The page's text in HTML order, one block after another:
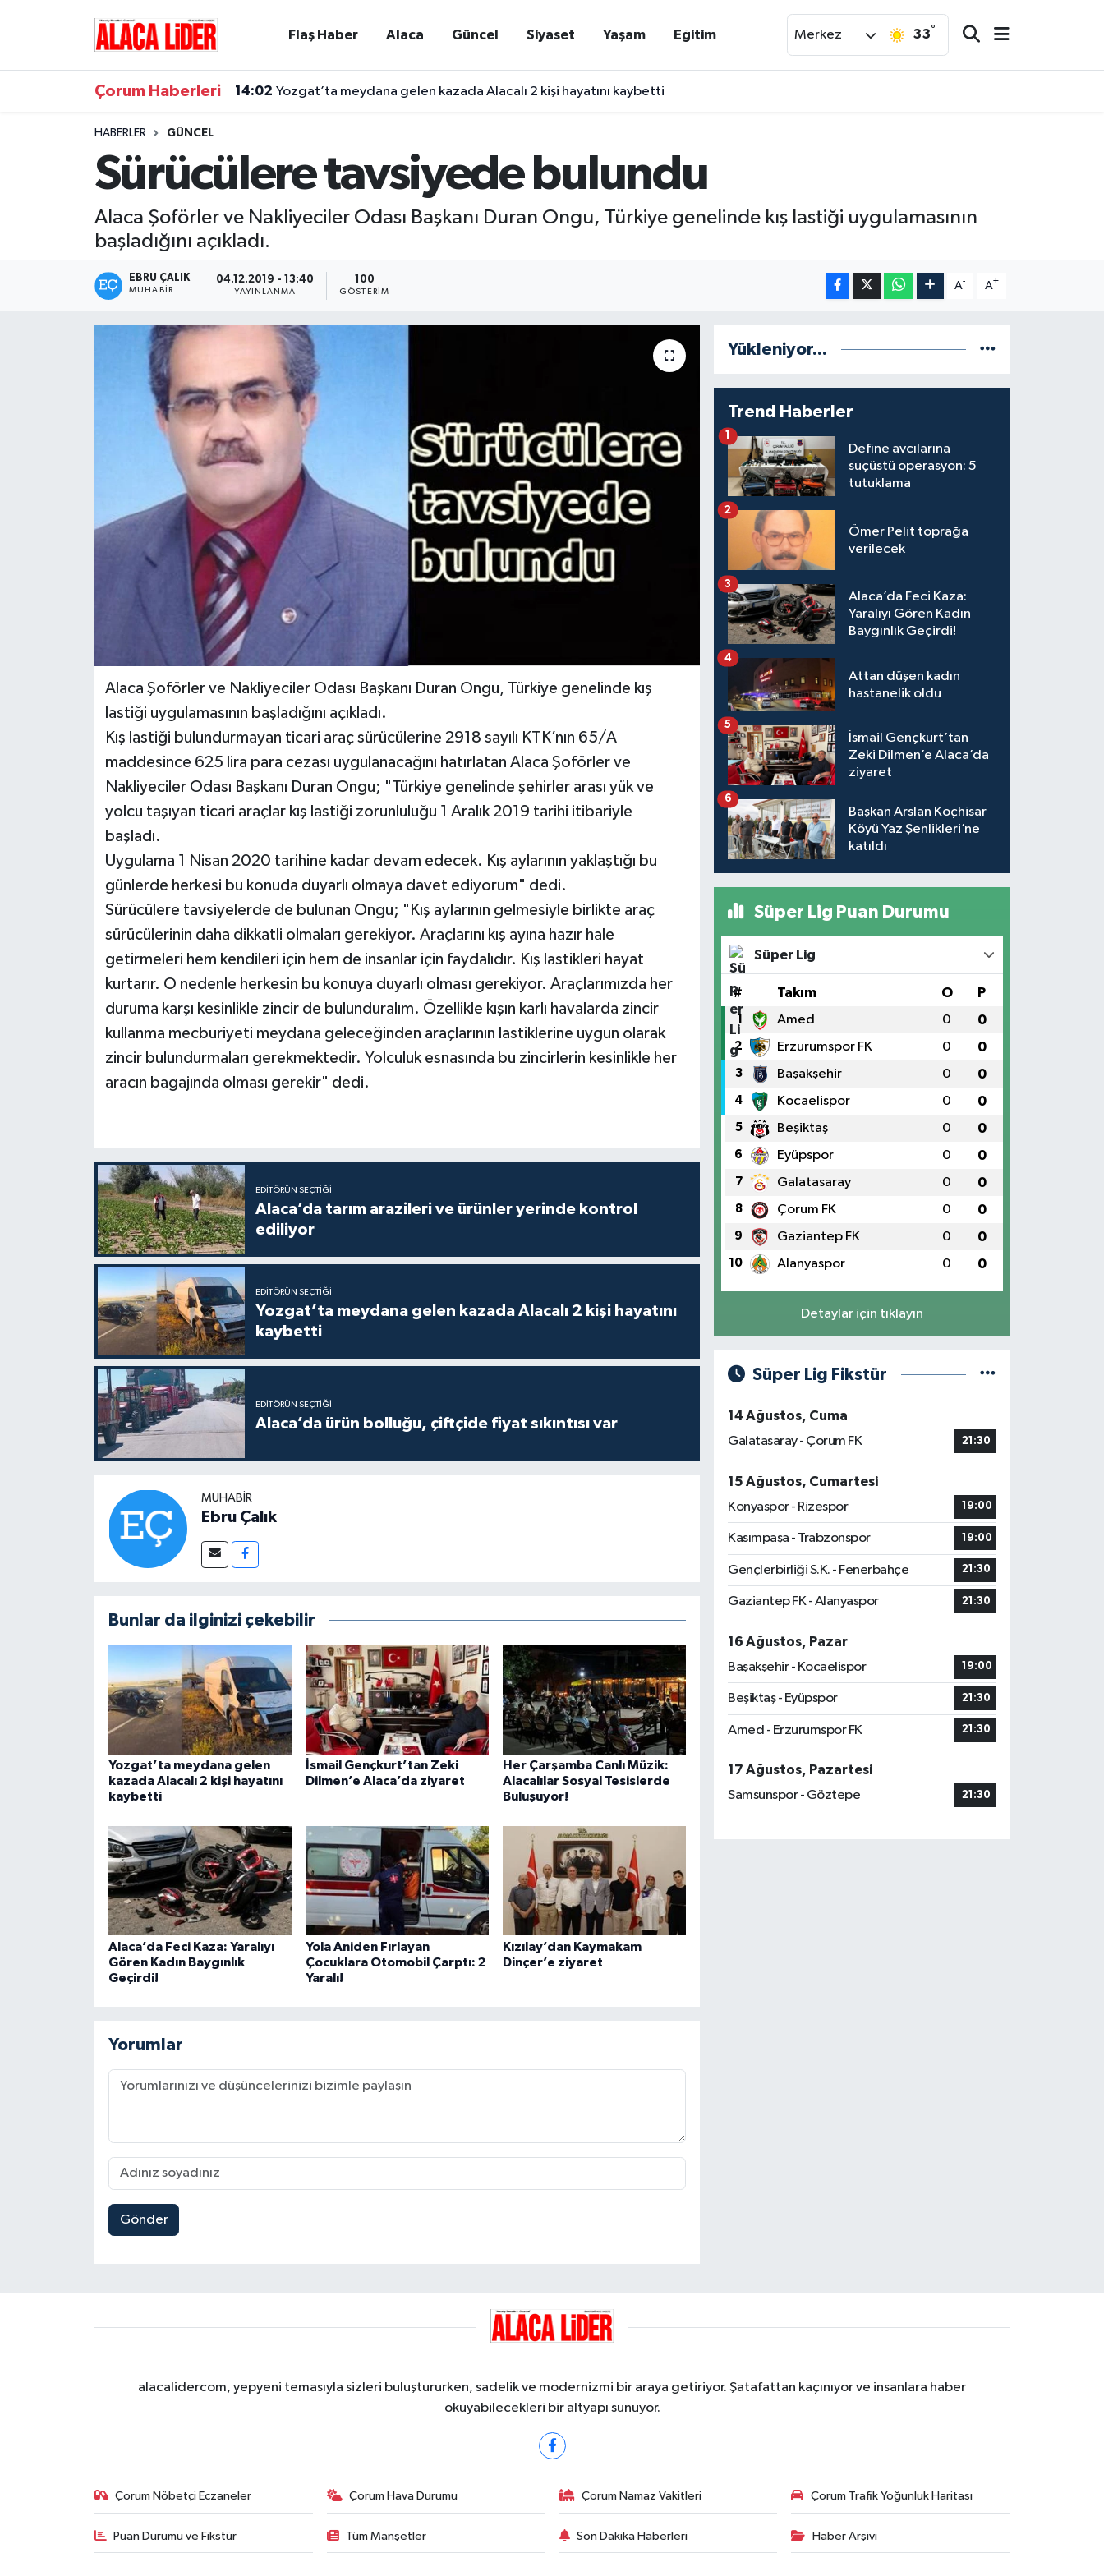
Flaş Haber Alaca Güncel Siyaset Yaşam Eğitim Merkez 33°
Çorum Haberleri 14:02 Yozgat’ta meydana gelen kazada Alacalı 2 kişi hayatını kaybetti
HABERLER GÜNCEL
Sürücülere tavsiyede bulundu
Alaca Şoförler ve Nakliyeciler Odası Başkanı Duran Ongu, Türkiye genelinde kış lastiği uygulamasının
başladığını açıkladı.
EBRU ÇALIK
MUHABIR
04.12.2019 - 13:40
YAYINLANMA
100
GÖSTERIM
A- A+
Alaca Şoförler ve Nakliyeciler Odası Başkanı Duran Ongu, Türkiye genelinde kış
lastiği uygulamasının başladığını açıkladı.
Kış lastiği bulundurmayan ticari araç sürücülerine 2918 sayılı KTK’nın 65/A
maddesince 625 lira para cezası uygulanacağını hatırlatan Alaca Şoförler ve
Nakliyeciler Odası Başkanı Duran Ongu; "Türkiye genelinde şehirler arası yük ve
yolcu taşıyan ticari araçlar kış lastiği zorunluluğu 1 Aralık 2019 tarihi itibariyle
başladı.
Uygulama 1 Nisan 2020 tarihine kadar devam edecek. Kış aylarının yaklaştığı bu
günlerde herkesi bu konuda duyarlı olmaya davet ediyorum" dedi.
Sürücülere tavsiyelerde de bulunan Ongu; "Kış aylarının gelmesiyle birlikte araç
sürücülerinin daha dikkatli olmaları gerekiyor. Araçlarını kış ayına hazır hale
getirmeleri hem kendileri için hem de insanlar için faydalıdır. Kış lastikleri hayat
kurtarır. O nedenle herkesin bu konuya duyarlı olması gerekiyor. Araçlarımızda her
duruma karşı kesinlikle zincir de bulunduralım. Özellikle kışın karlı havalarda zincir
kullanma mecburiyeti meydana geleceğinden araçlarının lastiklerine uygun olarak
zincir bulundurmaları gerekmektedir. Yolculuk esnasında bu zincirlerin kesinlikle her
aracın bagajında olması gerekir" dedi.
EDITÖRÜN SEÇTIĞI
Alaca’da tarım arazileri ve ürünler yerinde kontrol
ediliyor
EDITÖRÜN SEÇTIĞI
Yozgat’ta meydana gelen kazada Alacalı 2 kişi hayatını
kaybetti
EDITÖRÜN SEÇTIĞI
Alaca’da ürün bolluğu, çiftçide fiyat sıkıntısı var
MUHABIR
Ebru Çalık
Bunlar da ilginizi çekebilir
Yozgat’ta meydana gelen
kazada Alacalı 2 kişi hayatını
kaybetti
İsmail Gençkurt’tan Zeki
Dilmen’e Alaca’da ziyaret
Her Çarşamba Canlı Müzik:
Alacalılar Sosyal Tesislerde
Buluşuyor!
Alaca’da Feci Kaza: Yaralıyı
Gören Kadın Baygınlık
Geçirdi!
Yola Aniden Fırlayan
Çocuklara Otomobil Çarptı: 2
Yaralı!
Kızılay’dan Kaymakam
Dinçer’e ziyaret
Yorumlar
Gönder
Yükleniyor...
Trend Haberler
Define avcılarına
suçüstü operasyon: 5
tutuklama
1
Ömer Pelit toprağa
verilecek
2
Alaca’da Feci Kaza:
Yaralıyı Gören Kadın
Baygınlık Geçirdi!
3
Attan düşen kadın
hastanelik oldu
4
İsmail Gençkurt’tan
Zeki Dilmen’e Alaca’da
ziyaret
5
Başkan Arslan Koçhisar
Köyü Yaz Şenlikleri’ne
katıldı
6
Süper Lig Puan Durumu
Süper Lig
# Takım O P
1 Amed 0 0
2 Erzurumspor FK 0 0
3 Başakşehir 0 0
4 Kocaelispor 0 0
5 Beşiktaş 0 0
6 Eyüpspor 0 0
7 Galatasaray 0 0
8 Çorum FK 0 0
9 Gaziantep FK 0 0
10 Alanyaspor 0 0
Detaylar için tıklayın
Süper Lig Fikstür
14 Ağustos, Cuma
Galatasaray - Çorum FK
21:30
15 Ağustos, Cumartesi
Konyaspor - Rizespor
19:00
Kasımpaşa - Trabzonspor 19:00
Gençlerbirliği S.K. - Fenerbahçe 21:30
Gaziantep FK - Alanyaspor 21:30
16 Ağustos, Pazar
Başakşehir - Kocaelispor
19:00
Beşiktaş - Eyüpspor 21:30
Amed - Erzurumspor FK 21:30
17 Ağustos, Pazartesi
Samsunspor - Göztepe
21:30
alacalidercom, yepyeni temasıyla sizleri buluştururken, sadelik ve modernizmi bir araya getiriyor. Şatafattan kaçınıyor ve insanlara haber
okuyabilecekleri bir altyapı sunuyor.
Çorum Nöbetçi Eczaneler Çorum Hava Durumu Çorum Namaz Vakitleri Çorum Trafik Yoğunluk Haritası
Puan Durumu ve Fikstür Tüm Manşetler Son Dakika Haberleri Haber Arşivi
Çorum Trafik Yoğunluk Haritası
Süper Lig Puan Durumu ve Fikstür
Tüm Manşetler